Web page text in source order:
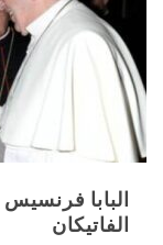
البابا
الفاتيكان